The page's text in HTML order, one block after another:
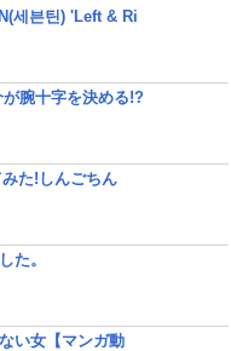
세븐틴) 'Left & Ri
腕十字を決める!?
た!しんごちん
た。
い女【マンガ動